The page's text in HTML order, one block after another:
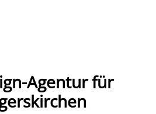
Agentur für